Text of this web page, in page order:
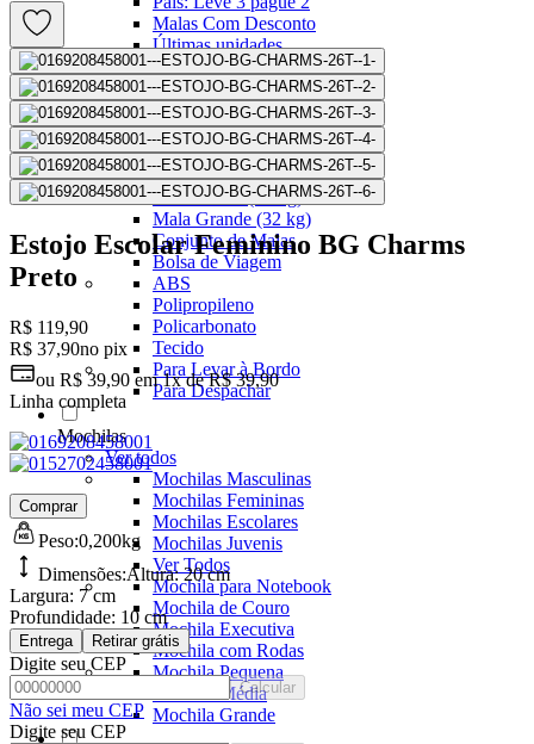
Malas Com Desconto
Últimas unidades
Kits Escolares Com Desconto
malas
Ver todos
Mala de bordo (8 a 10 kg)
Mala Pequena (10 kg)
Mala Média (23 kg)
Mala Grande (32 kg)
Conjunto de Malas
Bolsa de Viagem
ABS
Polipropileno
Policarbonato
Tecido
Para Levar à Bordo
Para Despachar
Mochilas
Ver todos
Mochilas Masculinas
Mochilas Femininas
Mochilas Escolares
Mochilas Juvenis
Ver Todos
Mochila para Notebook
Mochila de Couro
Mochila Executiva
Mochila com Rodas
Mochila Pequena
Mochila Média
Mochila Grande
Estojo Escolar Feminino BG Charms
Preto
R$ 119,90
R$ 37,90no pix
ou R$ 39,90 em1x de R$ 39,90
Linha completa
Comprar
Peso:0,200kg
Dimensões:Altura: 20 cm
Largura: 7 cm
Profundidade: 10 cm
Entrega Retirar grátis
Digite seu CEP
Calcular
Não sei meu CEP
Digite seu CEP